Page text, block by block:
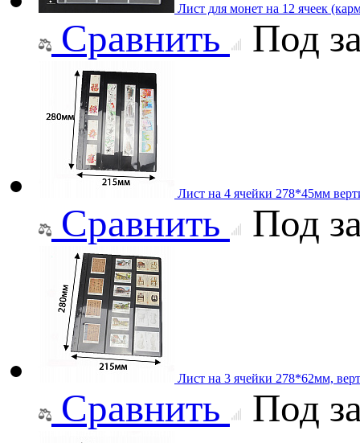
Лист для монет на 12 ячеек
Сравнить Под
Лист на 4 ячейки 278*45мм
Сравнить Под
Лист на 3 ячейки 278*62мм,
Сравнить Под